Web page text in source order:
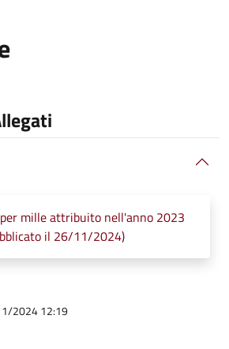
mille attribuito nell'anno 2023
il 26/11/2024)
2024 12:19